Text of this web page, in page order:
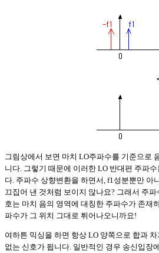
그림상에서 보면 마치 LO주파수를 기준으로
니다. 그렇기 때문에 이러한 LO 반대편 주파
다. 주파수 상향변환을 하면서, f1성분뿐만 아
끄집어 낸 것처럼 보이지 않나요? 그래서 주
호는 마치 음의 영역에 대칭한 주파수가 존재
파수가 그 위치 그대로 튀어나오니까요!
여하튼 믹싱을 하면 항상 LO 양쪽으로 합과
없는 신호가 됩니다. 일반적인 경우 송신입장